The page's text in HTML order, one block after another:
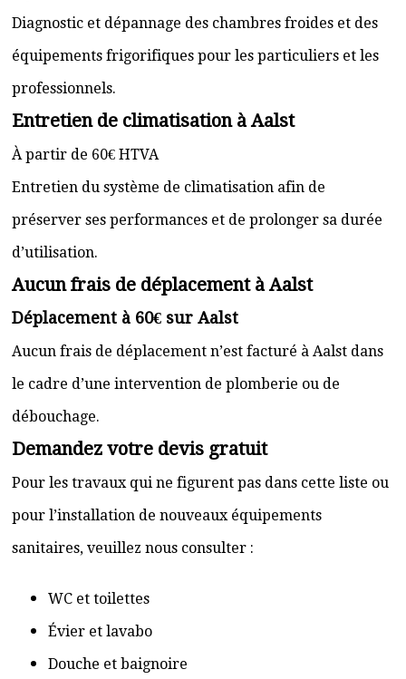
Diagnostic et dépannage des chambres froides et des
équipements frigorifiques pour les particuliers et les
professionnels.
Entretien de climatisation à Aalst
À partir de 60€ HTVA
Entretien du système de climatisation afin de
préserver ses performances et de prolonger sa durée
d’utilisation.
Aucun frais de déplacement à Aalst
Déplacement à 60€ sur Aalst
Aucun frais de déplacement n’est facturé à Aalst dans
le cadre d’une intervention de plomberie ou de
débouchage.
Demandez votre devis gratuit
Pour les travaux qui ne figurent pas dans cette liste ou
pour l’installation de nouveaux équipements
sanitaires, veuillez nous consulter :
WC et toilettes
Évier et lavabo
Douche et baignoire